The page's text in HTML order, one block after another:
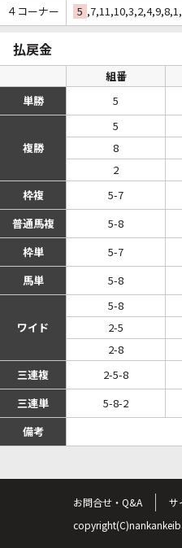
４コーナー
5
払戻金
組番
単勝
5
複勝
5
8
2
枠複
5-7
普通馬複
5-8
枠単
5-7
馬単
5-8
ワイド
5-8
2-5
2-8
三連複
2-5-8
三連単
5-8-2
備考
お問合せ・Q&A サ